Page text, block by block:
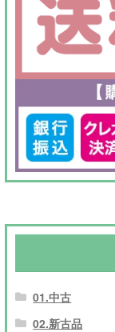
01.中古
02.新古品